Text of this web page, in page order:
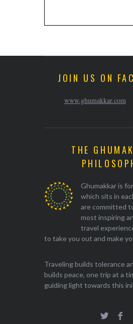
JOIN US ON
www.ghumakkar.com
THE
Ghumakkar is
which sits in
are committed
most inspiring
travel
to take you out and make
Traveling builds tolerance
builds peace, one trip at a
guiding light towards this